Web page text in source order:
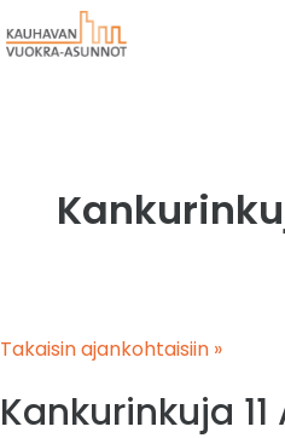
Takaisin ajankohtaisiin »
Kankurinkuja 11